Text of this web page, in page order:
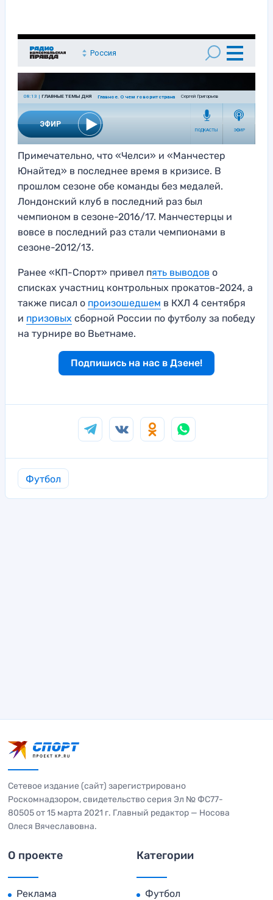
Примечательно, что «Челси» и «Манчестер
Юнайтед» в последнее время в кризисе. В
прошлом сезоне обе команды без медалей.
Лондонский клуб в последний раз был
чемпионом в сезоне-2016/17. Манчестерцы и
вовсе в последний раз стали чемпионами в
сезоне-2012/13.
Ранее «КП-Спорт» привел пять выводов о
списках участниц контрольных прокатов-2024, а
также писал о произошедшем в КХЛ 4 сентября
и призовых сборной России по футболу за победу
на турнире во Вьетнаме.
Подпишись на нас в Дзене!
Футбол
Сетевое издание (сайт) зарегистрировано
Роскомнадзором, свидетельство серия Эл № ФС77-
80505 от 15 марта 2021 г. Главный редактор — Носова
Олеся Вячеславовна.
О проекте
Реклама
Категории
Футбол